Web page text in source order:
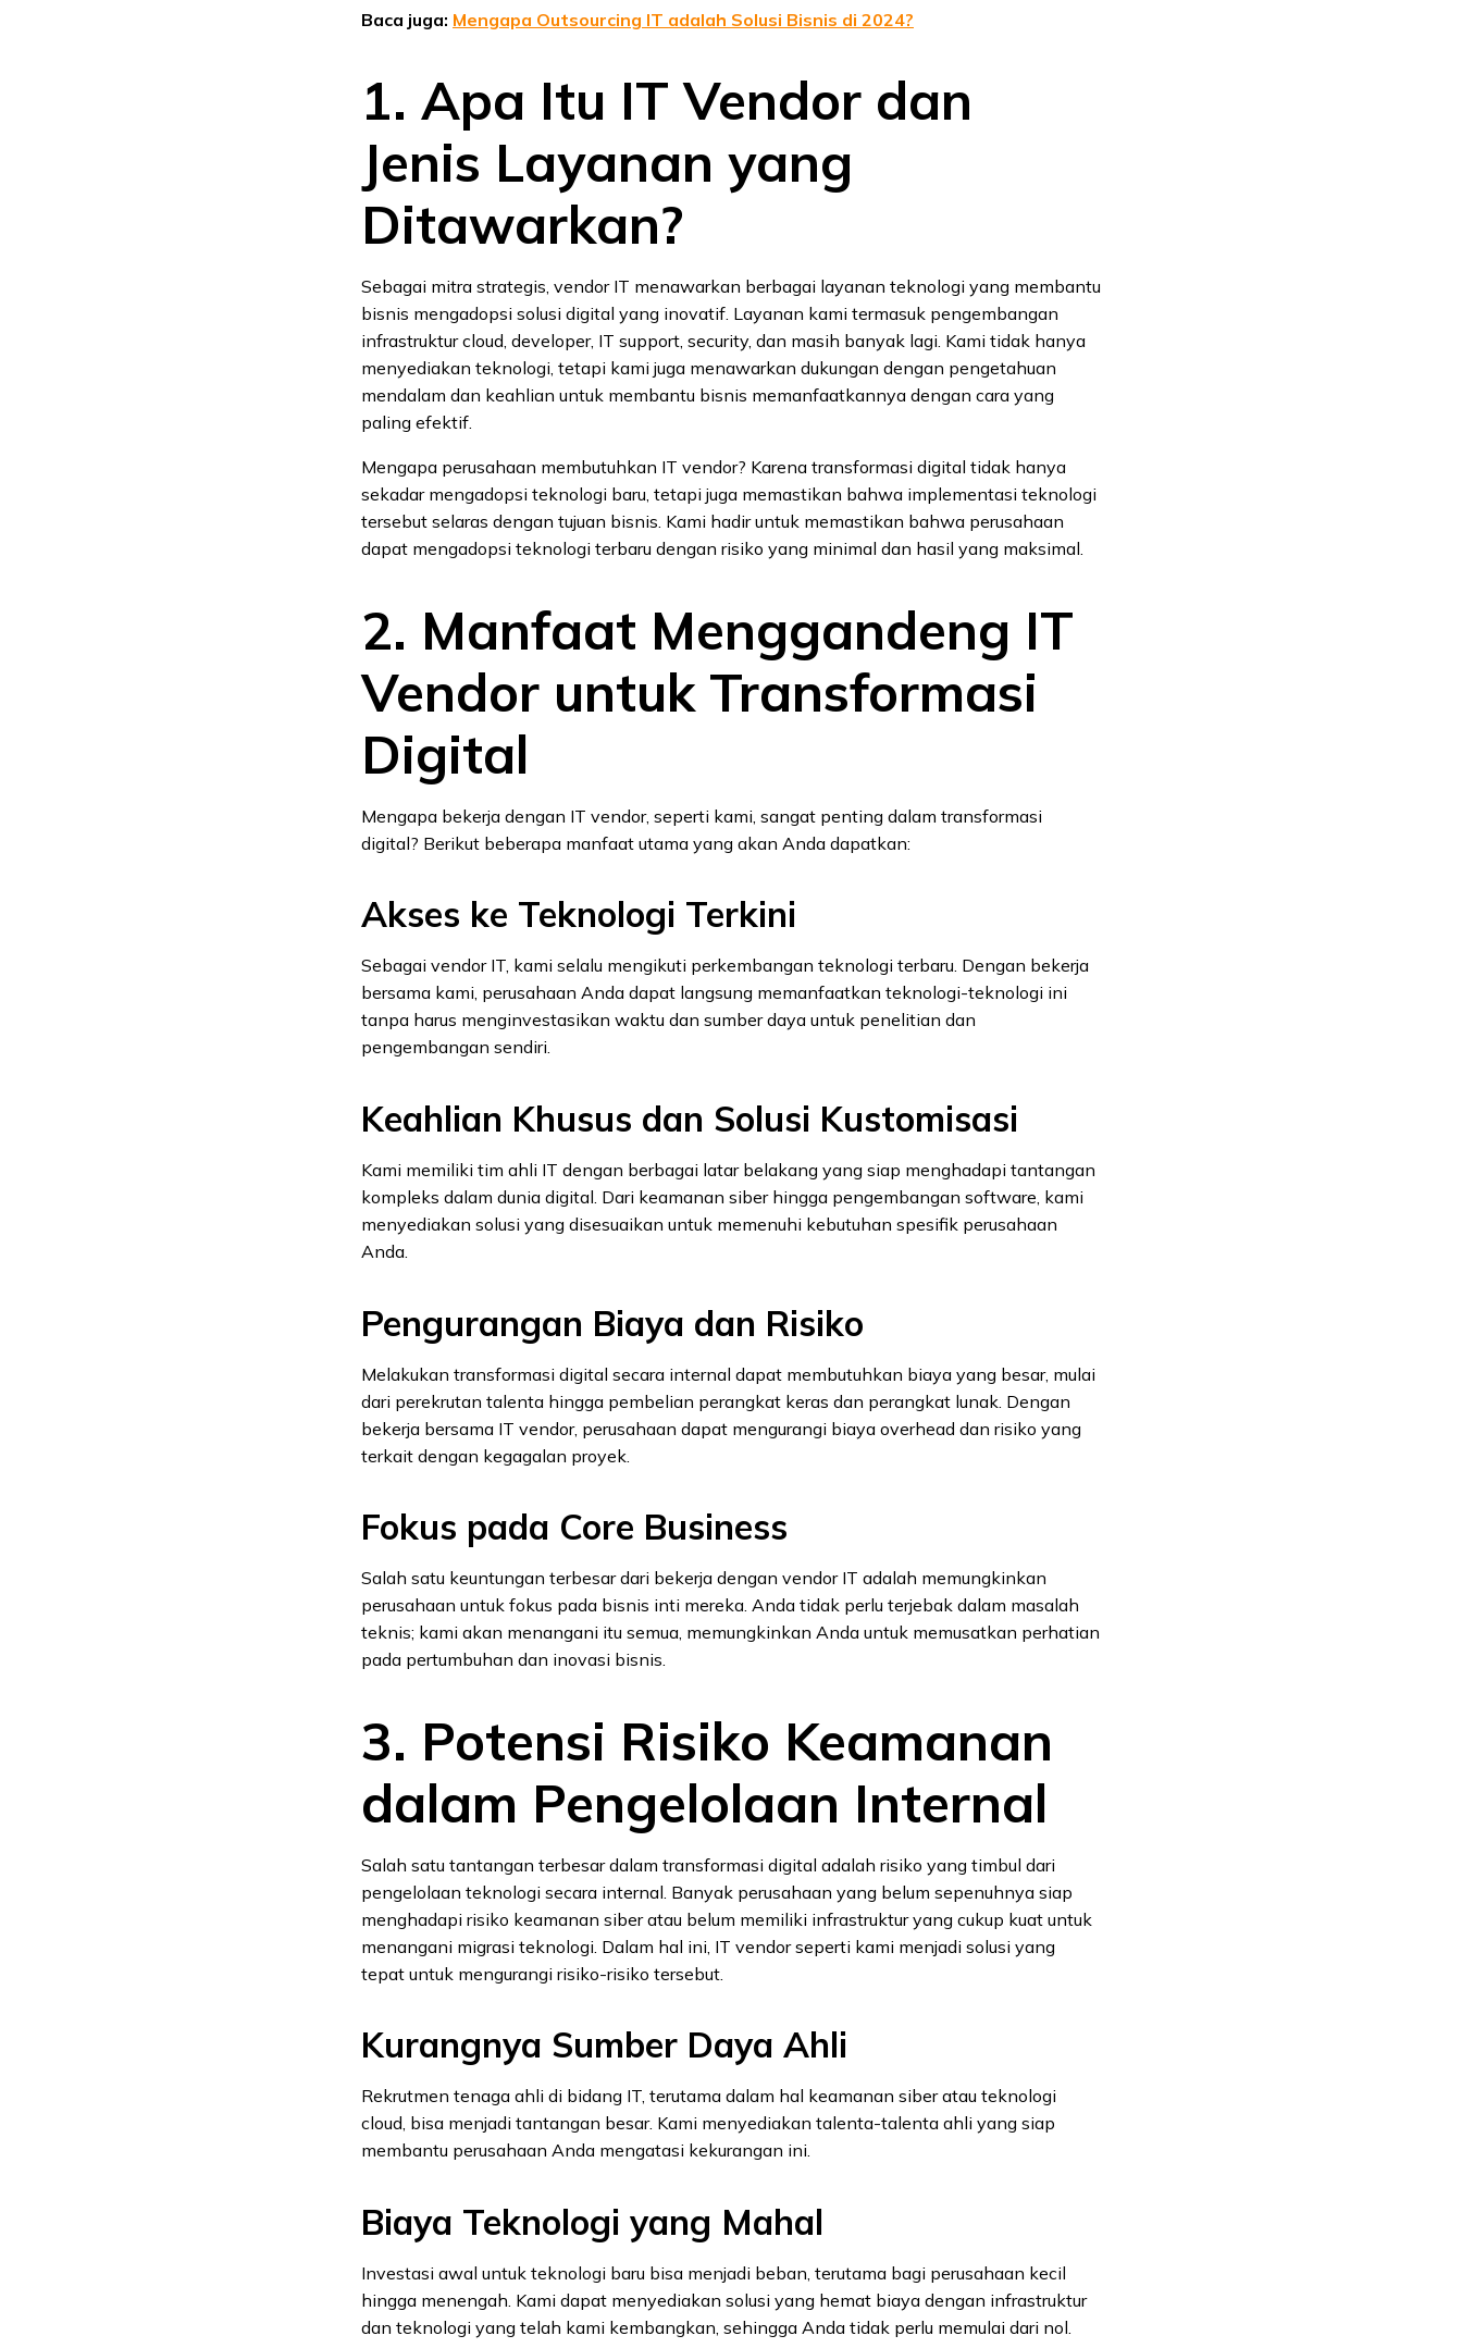
Baca juga: Mengapa Outsourcing IT adalah Solusi Bisnis di 2024?
1. Apa Itu IT Vendor dan
Jenis Layanan yang
Ditawarkan?
Sebagai mitra strategis, vendor IT menawarkan berbagai layanan teknologi yang membantu
bisnis mengadopsi solusi digital yang inovatif. Layanan kami termasuk pengembangan
infrastruktur cloud, developer, IT support, security, dan masih banyak lagi. Kami tidak hanya
menyediakan teknologi, tetapi kami juga menawarkan dukungan dengan pengetahuan
mendalam dan keahlian untuk membantu bisnis memanfaatkannya dengan cara yang
paling efektif.
Mengapa perusahaan membutuhkan IT vendor? Karena transformasi digital tidak hanya
sekadar mengadopsi teknologi baru, tetapi juga memastikan bahwa implementasi teknologi
tersebut selaras dengan tujuan bisnis. Kami hadir untuk memastikan bahwa perusahaan
dapat mengadopsi teknologi terbaru dengan risiko yang minimal dan hasil yang maksimal.
2. Manfaat Menggandeng IT
Vendor untuk Transformasi
Digital
Mengapa bekerja dengan IT vendor, seperti kami, sangat penting dalam transformasi
digital? Berikut beberapa manfaat utama yang akan Anda dapatkan:
Akses ke Teknologi Terkini
Sebagai vendor IT, kami selalu mengikuti perkembangan teknologi terbaru. Dengan bekerja
bersama kami, perusahaan Anda dapat langsung memanfaatkan teknologi-teknologi ini
tanpa harus menginvestasikan waktu dan sumber daya untuk penelitian dan
pengembangan sendiri.
Keahlian Khusus dan Solusi Kustomisasi
Kami memiliki tim ahli IT dengan berbagai latar belakang yang siap menghadapi tantangan
kompleks dalam dunia digital. Dari keamanan siber hingga pengembangan software, kami
menyediakan solusi yang disesuaikan untuk memenuhi kebutuhan spesifik perusahaan
Anda.
Pengurangan Biaya dan Risiko
Melakukan transformasi digital secara internal dapat membutuhkan biaya yang besar, mulai
dari perekrutan talenta hingga pembelian perangkat keras dan perangkat lunak. Dengan
bekerja bersama IT vendor, perusahaan dapat mengurangi biaya overhead dan risiko yang
terkait dengan kegagalan proyek.
Fokus pada Core Business
Salah satu keuntungan terbesar dari bekerja dengan vendor IT adalah memungkinkan
perusahaan untuk fokus pada bisnis inti mereka. Anda tidak perlu terjebak dalam masalah
teknis; kami akan menangani itu semua, memungkinkan Anda untuk memusatkan perhatian
pada pertumbuhan dan inovasi bisnis.
3. Potensi Risiko Keamanan
dalam Pengelolaan Internal
Salah satu tantangan terbesar dalam transformasi digital adalah risiko yang timbul dari
pengelolaan teknologi secara internal. Banyak perusahaan yang belum sepenuhnya siap
menghadapi risiko keamanan siber atau belum memiliki infrastruktur yang cukup kuat untuk
menangani migrasi teknologi. Dalam hal ini, IT vendor seperti kami menjadi solusi yang
tepat untuk mengurangi risiko-risiko tersebut.
Kurangnya Sumber Daya Ahli
Rekrutmen tenaga ahli di bidang IT, terutama dalam hal keamanan siber atau teknologi
cloud, bisa menjadi tantangan besar. Kami menyediakan talenta-talenta ahli yang siap
membantu perusahaan Anda mengatasi kekurangan ini.
Biaya Teknologi yang Mahal
Investasi awal untuk teknologi baru bisa menjadi beban, terutama bagi perusahaan kecil
hingga menengah. Kami dapat menyediakan solusi yang hemat biaya dengan infrastruktur
dan teknologi yang telah kami kembangkan, sehingga Anda tidak perlu memulai dari nol.